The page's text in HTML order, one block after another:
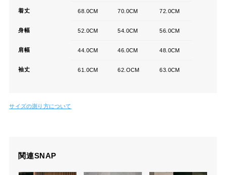
着丈 68.0CM 70.0CM 72.0CM
身幅 52.0CM 54.0CM 56.0CM
肩幅 44.0CM 46.0CM 48.0CM
袖丈 61.0CM 62.OCM 63.0CM
サイズの測り方について
関連SNAP